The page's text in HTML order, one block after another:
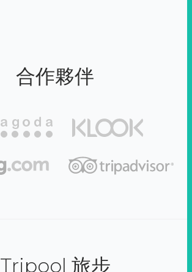
合作夥伴
Tripool 旅步